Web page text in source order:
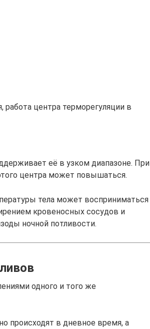
работа центра терморегуляции в
её в узком диапазоне. При
центра может повышаться.
тела может восприниматься
кровеносных сосудов и
ночной потливости.
одного и того же
происходят в дневное время, а